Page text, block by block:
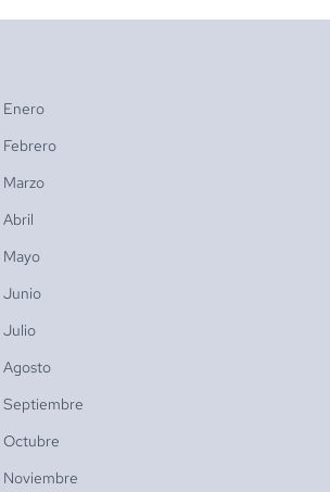
Enero
Febrero
Marzo
Abril
Mayo
Junio
Julio
Agosto
Septiembre
Octubre
Noviembre